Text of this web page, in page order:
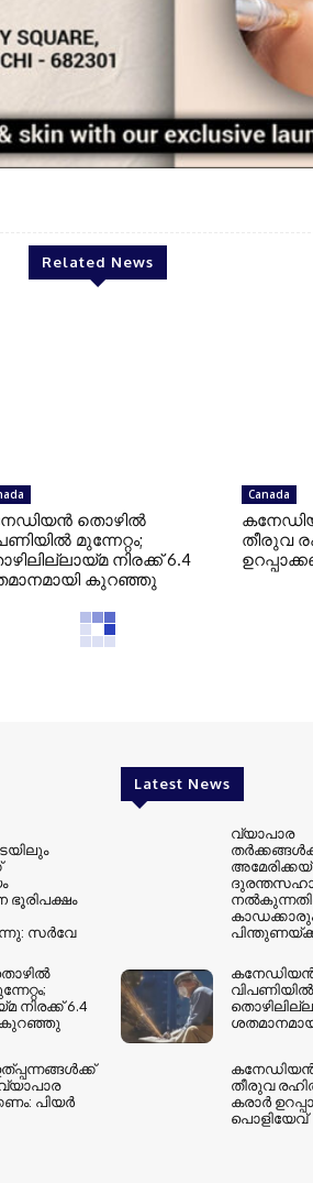
Saayaa
Related News
തൊഴില്‍
മുന്നേറ്റം;
നിരക്ക് 6.4
കുറഞ്ഞു
Canada
തീരുവ
സര്‍വേ
നിരക്ക് 6.4
കുറഞ്ഞു
പിയര്‍
Latest News
വ്യാപാര
വിപണിയില്‍
കനേഡിയന്‍
തീരുവ
കരാര്‍
പൊളിയേവ്